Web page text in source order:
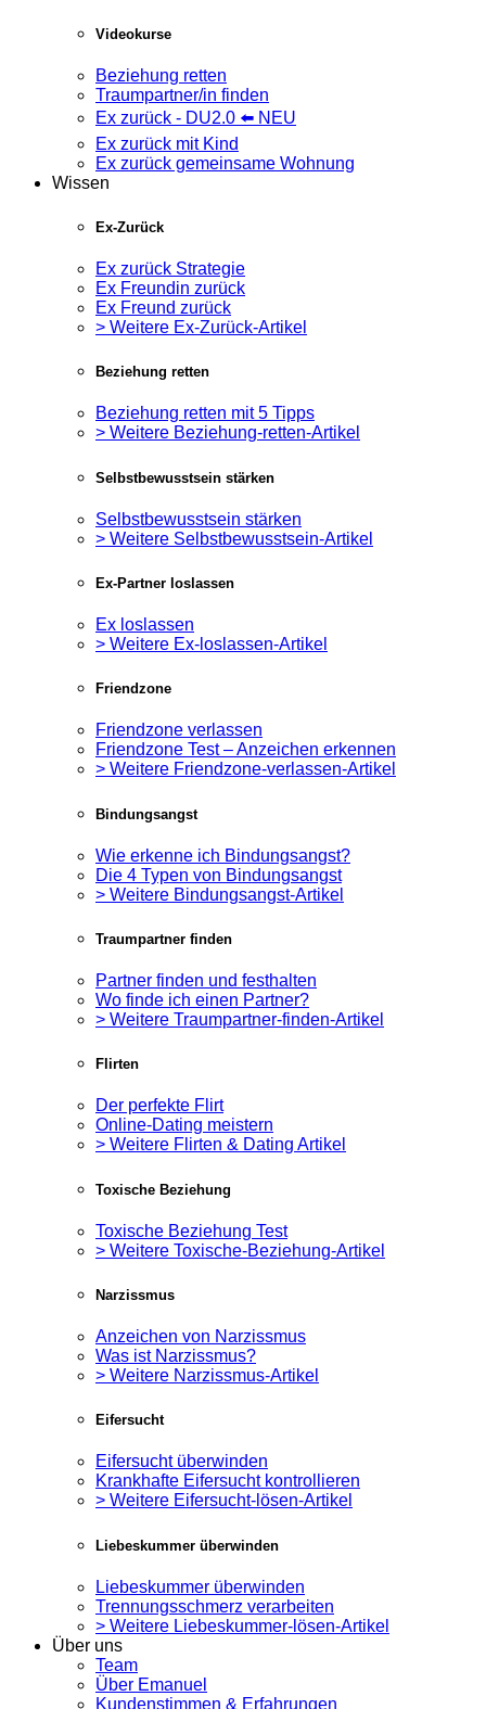
Videokurse
Beziehung retten
Traumpartner/in finden
Ex zurück - DU2.0 ⬅️ NEU
Ex zurück mit Kind
Ex zurück gemeinsame Wohnung
Wissen
Ex-Zurück
Ex zurück Strategie
Ex Freundin zurück
Ex Freund zurück
> Weitere Ex-Zurück-Artikel
Beziehung retten
Beziehung retten mit 5 Tipps
> Weitere Beziehung-retten-Artikel
Selbstbewusstsein stärken
Selbstbewusstsein stärken
> Weitere Selbstbewusstsein-Artikel
Ex-Partner loslassen
Ex loslassen
> Weitere Ex-loslassen-Artikel
Friendzone
Friendzone verlassen
Friendzone Test – Anzeichen erkennen
> Weitere Friendzone-verlassen-Artikel
Bindungsangst
Wie erkenne ich Bindungsangst?
Die 4 Typen von Bindungsangst
> Weitere Bindungsangst-Artikel
Traumpartner finden
Partner finden und festhalten
Wo finde ich einen Partner?
> Weitere Traumpartner-finden-Artikel
Flirten
Der perfekte Flirt
Online-Dating meistern
> Weitere Flirten & Dating Artikel
Toxische Beziehung
Toxische Beziehung Test
> Weitere Toxische-Beziehung-Artikel
Narzissmus
Anzeichen von Narzissmus
Was ist Narzissmus?
> Weitere Narzissmus-Artikel
Eifersucht
Eifersucht überwinden
Krankhafte Eifersucht kontrollieren
> Weitere Eifersucht-lösen-Artikel
Liebeskummer überwinden
Liebeskummer überwinden
Trennungsschmerz verarbeiten
> Weitere Liebeskummer-lösen-Artikel
Über uns
Team
Über Emanuel
Kundenstimmen & Erfahrungen